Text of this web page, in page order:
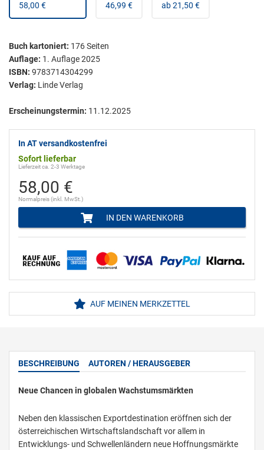
58,00 €
46,99 €
ab 21,50 €
Buch kartoniert: 176Seiten
Auflage: 1. Auflage 2025
ISBN: 9783714304299
Verlag: Linde Verlag
Erscheinungstermin: 11.12.2025
In AT versandkostenfrei
Sofort lieferbar
Lieferzeit ca. 2-3 Werktage
58,00 €
Normalpreis (inkl. MwSt.)
IN DEN WARENKORB
AUF MEINEN MERKZETTEL
BESCHREIBUNG AUTOREN / HERAUSGEBER
Neue Chancen in globalen Wachstumsmärkten
Neben den klassischen Exportdestination eröffnen sich der
österreichischen Wirtschaftslandschaft vor allem in
Entwicklungs- und Schwellenländern neue Hoffnungsmärkte